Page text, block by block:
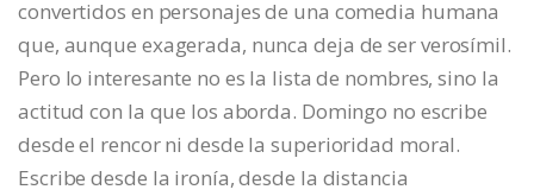
convertidos en personajes de una comedia humana
que, aunque exagerada, nunca deja de ser verosímil.
Pero lo interesante no es la lista de nombres, sino la
actitud con la que los aborda. Domingo no escribe
desde el rencor ni desde la superioridad moral.
Escribe desde la ironía, desde la distancia